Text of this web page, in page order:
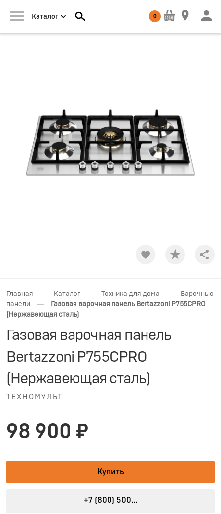
Каталог 0
Главная — Каталог — Техника для дома —
Варочные
панели
—
Газовая варочная панель Bertazzoni P755CPRO
(Нержавеющая сталь)
Газовая варочная панель
Bertazzoni P755CPRO
(Нержавеющая сталь)
ТЕХНОМУЛЬТ
98 900 ₽
Купить
+7 (800) 500...